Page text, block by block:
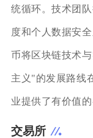
统循环。技术团
度和个人数据安
币将区块链技术
主义"的发展路线
业提供了有价值的
交易所